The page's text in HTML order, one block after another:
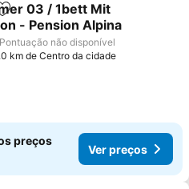
Adicionar aos favoritos
03 / 1bett Mit
- Pension Alpina
Pontuação não disponível
km de Centro da cidade
preços
Ver preços